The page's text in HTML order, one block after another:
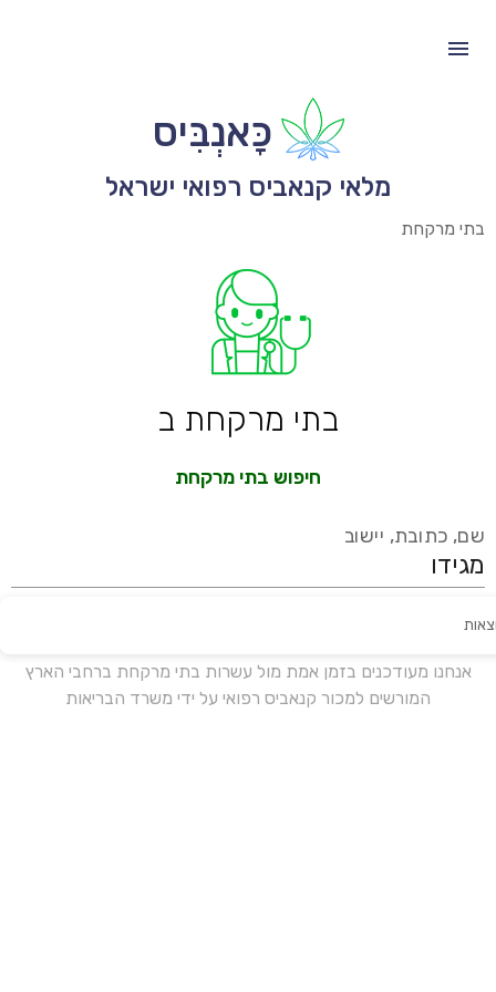
כָּאנְבִּיס
מלאי קנאביס רפואי ישראל
בתי מרקחת
בתי מרקחת ב
חיפוש בתי מרקחת
שם, כתובת, יישוב
אנחנו מעודכנים בזמן אמת מול עשרות בתי מרקחת ברחבי הארץ
המורשים למכור קנאביס רפואי על ידי משרד הבריאות